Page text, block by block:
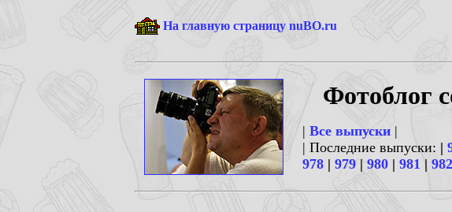
На главную страницу nuBO.ru
Фотоблог
| Все выпуски |
| Последние выпуски: |
978 | 979 | 980 | 981 | 982